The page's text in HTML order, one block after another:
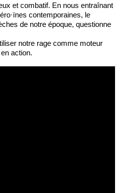
et combatif. En nous entraînant
contemporaines, le
de notre époque, questionne
notre rage comme moteur
action.